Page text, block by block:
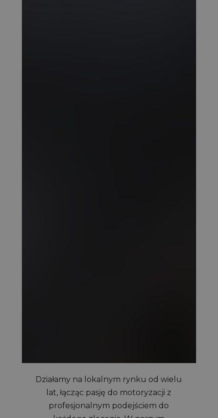
Działamy na lokalnym rynku od wielu
lat, łącząc pasję do motoryzacji z
profesjonalnym podejściem do